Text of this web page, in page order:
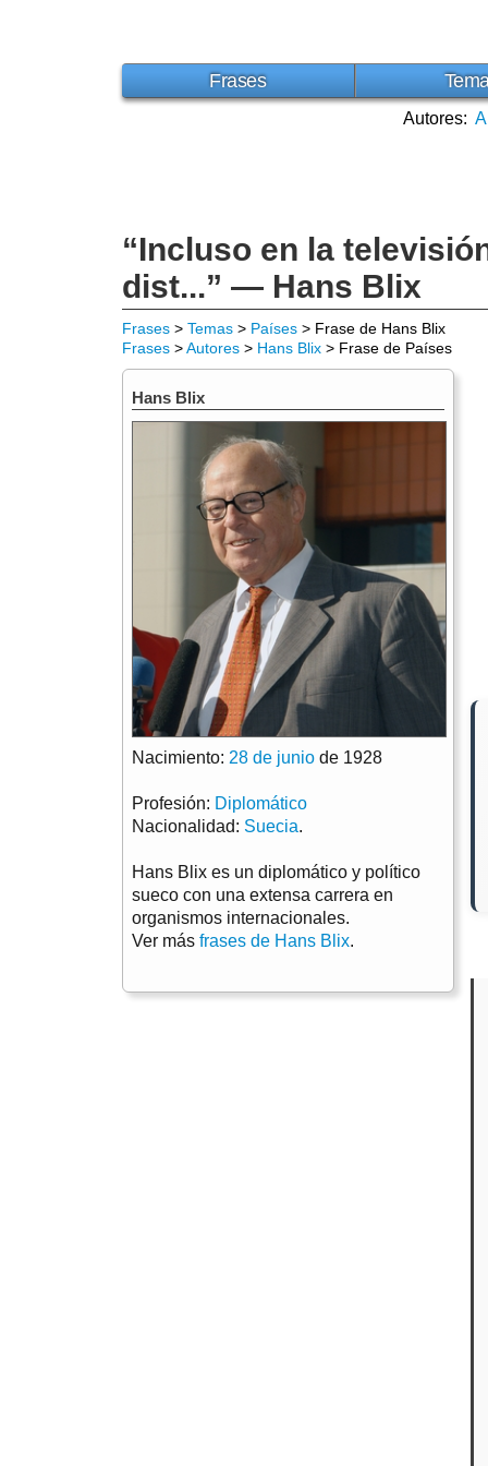
Frases
Autores: A
“Incluso en la
dist...” — Hans Blix
Frases > Temas > Países > Frase de Hans Blix
Frases >Autores > Hans Blix > Frase de Países
Hans Blix
Nacimiento: 28 de junio de 1928
Profesión: Diplomático
Nacionalidad: Suecia.
Hans Blix es un diplomático y político
sueco con una extensa carrera en
organismos internacionales.
Ver más frases de Hans Blix.